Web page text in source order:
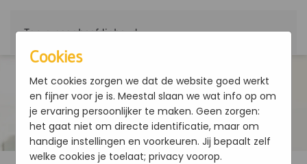
Terug naar hoofdinhoud
Cookies
Met cookies zorgen we dat de website goed werkt
en fijner voor je is. Meestal slaan we wat info op om
je ervaring persoonlijker te maken. Geen zorgen:
het gaat niet om directe identificatie, maar om
handige instellingen en voorkeuren. Jij bepaalt zelf
welke cookies je toelaat; privacy voorop.